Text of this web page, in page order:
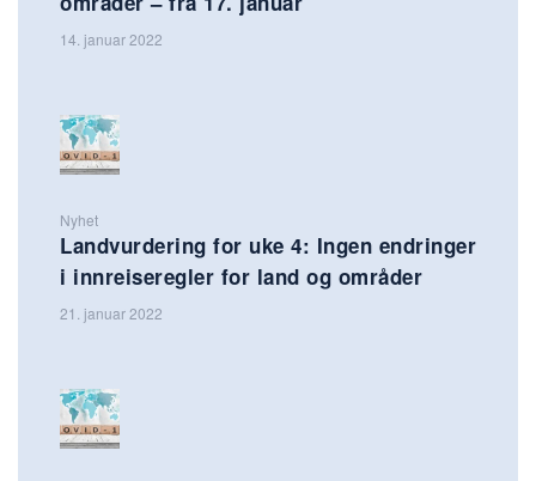
14. januar 2022
Nyhet
Landvurdering for uke 4: Ingen endringer
i innreiseregler for land og områder
21. januar 2022